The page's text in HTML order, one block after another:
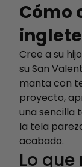
Cómo
inglete
Cree a su
su San
manta con
proyecto,
una sencilla
la tela
acabado.
Lo